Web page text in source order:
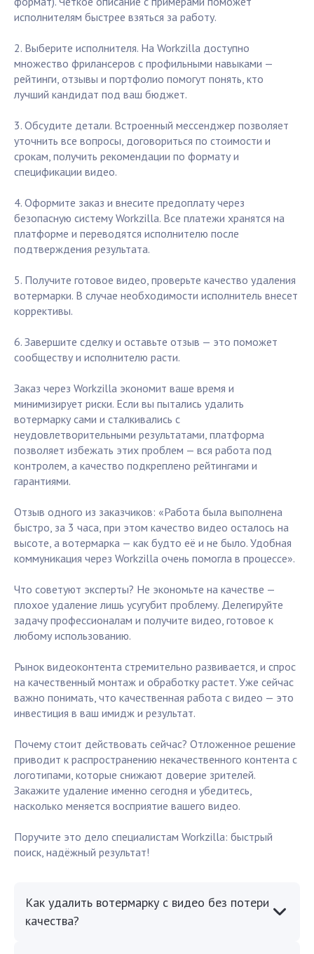
исполнителям быстрее взяться за работу.
2. Выберите исполнителя. На Workzilla доступно
множество фрилансеров с профильными навыками —
рейтинги, отзывы и портфолио помогут понять, кто
лучший кандидат под ваш бюджет.
3. Обсудите детали. Встроенный мессенджер позволяет
уточнить все вопросы, договориться по стоимости и
срокам, получить рекомендации по формату и
спецификации видео.
4. Оформите заказ и внесите предоплату через
безопасную систему Workzilla. Все платежи хранятся на
платформе и переводятся исполнителю после
подтверждения результата.
5. Получите готовое видео, проверьте качество удаления
вотермарки. В случае необходимости исполнитель внесет
коррективы.
6. Завершите сделку и оставьте отзыв — это поможет
сообществу и исполнителю расти.
Заказ через Workzilla экономит ваше время и
минимизирует риски. Если вы пытались удалить
вотермарку сами и сталкивались с
неудовлетворительными результатами, платформа
позволяет избежать этих проблем — вся работа под
контролем, а качество подкреплено рейтингами и
гарантиями.
Отзыв одного из заказчиков: «Работа была выполнена
быстро, за 3 часа, при этом качество видео осталось на
высоте, а вотермарка — как будто её и не было. Удобная
коммуникация через Workzilla очень помогла в процессе».
Что советуют эксперты? Не экономьте на качестве —
плохое удаление лишь усугубит проблему. Делегируйте
задачу профессионалам и получите видео, готовое к
любому использованию.
Рынок видеоконтента стремительно развивается, и спрос
на качественный монтаж и обработку растет. Уже сейчас
важно понимать, что качественная работа с видео — это
инвестиция в ваш имидж и результат.
Почему стоит действовать сейчас? Отложенное решение
приводит к распространению некачественного контента с
логотипами, которые снижают доверие зрителей.
Закажите удаление именно сегодня и убедитесь,
насколько меняется восприятие вашего видео.
Поручите это дело специалистам Workzilla: быстрый
поиск, надёжный результат!
Как удалить вотермарку с видео без потери
качества?